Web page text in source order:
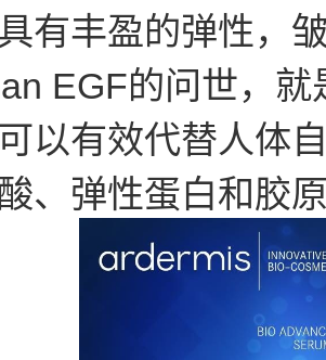
有丰盈的弹性，
EGF的问世，
以有效代替人体
、弹性蛋白和胶